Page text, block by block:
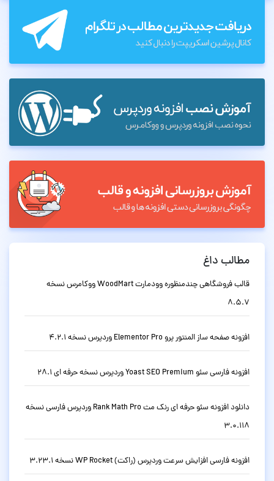
مطالب داغ
قالب فروشگاهی چندمنظوره وودمارت WoodMart ووکامرس نسخه
8.5.7
افزونه صفحه ساز المنتور پرو Elementor Pro وردپرس نسخه 4.2.1
افزونه فارسی سئو Yoast SEO Premium وردپرس نسخه حرفه ای 28.1
دانلود افزونه سئو حرفه ای رنک مث Rank Math Pro وردپرس فارسی نسخه
3.0.118
افزونه فارسی افزایش سرعت وردپرس (راکت) WP Rocket نسخه 3.23.1